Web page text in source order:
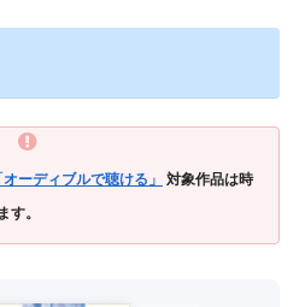
オーディブルで聴ける」
対象作品は時
す。